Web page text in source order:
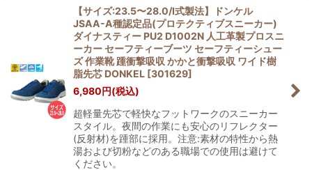
【サイズ:23.5〜28.0/I式製法】ドンケル
JSAA-A種認定品(プロテクティブスニーカー)
ダイナスティー PU2 D1002N 人工革製プロスニ
ーカー セーフティーブーツ セーフティーシュー
ズ 作業靴 踵衝撃吸収 かかと衝撃吸収 ワイド樹
脂先芯 DONKEL [301629]
6,980円(税込)
超軽量先芯で軽快なフットワークのスニーカー
スタイル。夜間の作業にも安心のリフレクター
(反射材)を踵部に採用。注意:素材の特性から熱
湯および切粉などのある職場での使用は避けて
ください。